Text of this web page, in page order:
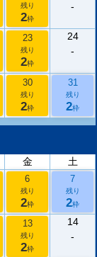
残り
2枠
-
23
残り
2枠
24
-
30
残り
2枠
31
残り
2枠
金
土
6
残り
2枠
7
残り
2枠
13
残り
2枠
14
-